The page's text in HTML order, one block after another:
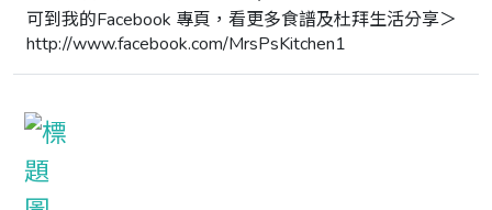
可到我的Facebook 專頁，看更多食譜及杜拜生活分享＞
http://www.facebook.com/MrsPsKitchen1